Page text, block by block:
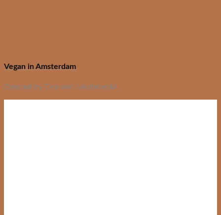
Vegan in Amsterdam
Created by Tina von Jakubowski